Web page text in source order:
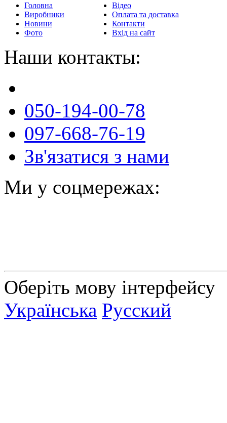
Головна
Виробники
Новини
Фото
Відео
Оплата та доставка
Контакти
Вхід на сайт
Наши контакты:
050-194-00-78
097-668-76-19
Зв'язатися з нами
Ми у соцмережах:
Оберіть мову інтерфейсу
Українська Русский